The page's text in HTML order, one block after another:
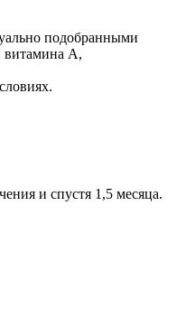
подобранными
витамина А,
и спустя 1,5 месяца.